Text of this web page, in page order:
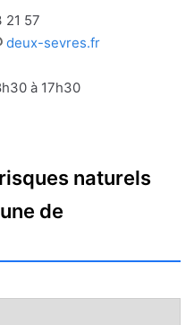
21 57
Site
deux-sevres.fr
à 17h30
naturels
de